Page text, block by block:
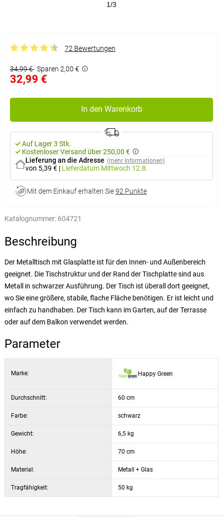
1/3
72 Bewertungen
34,99 € Sparen 2,00 €
32,99 €
In den Warenkorb
Auf Lager 3 Stk.
Kostenloser Versand über 250,00 €
Lieferung an die Adresse (mehr Informationen)
von 5,39 € | Lieferdatum Mittwoch 12.8.
Mit dem Einkauf erhalten Sie92 Punkte
Katalognummer: 604721
Beschreibung
Der Metalltisch mit Glasplatte ist für den Innen- und Außenbereich
geeignet. Die Tischstruktur und der Rand der Tischplatte sind aus
Metall in schwarzer Ausführung. Der Tisch ist überall dort geeignet,
wo Sie eine größere, stabile, flache Fläche benötigen. Er ist leicht und
einfach zu handhaben. Der Tisch kann im Garten, auf der Terrasse
oder auf dem Balkon verwendet werden.
Parameter
Marke: Happy Green
Durchschnitt: 60 cm
Farbe: schwarz
Gewicht: 6,5 kg
Höhe: 70 cm
Material: Metall + Glas
Tragfähigkeit: 50 kg